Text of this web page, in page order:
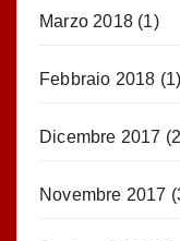
Marzo 2018 (1)
Febbraio 2018 (1)
Dicembre 2017
Novembre 2017